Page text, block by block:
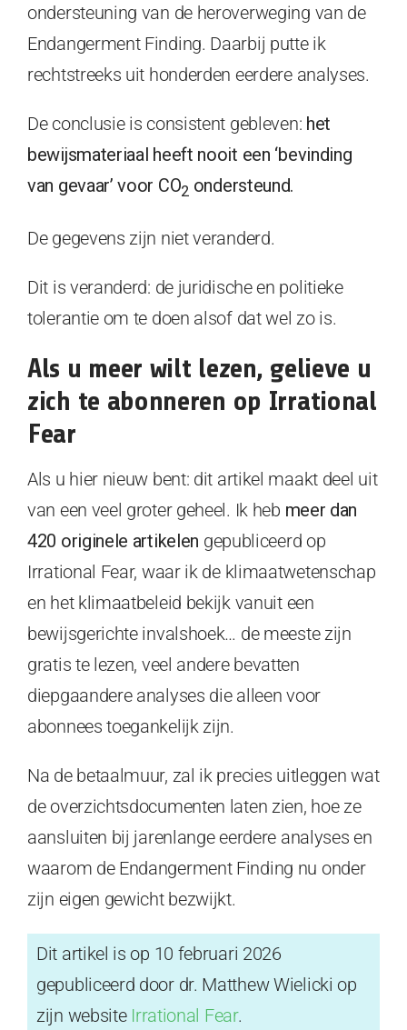
ondersteuning van de heroverweging van de
Endangerment Finding. Daarbij putte ik
rechtstreeks uit honderden eerdere analyses.
De conclusie is consistent gebleven: het
bewijsmateriaal heeft nooit een ‘bevinding
van gevaar’ voor CO2 ondersteund.
De gegevens zijn niet veranderd.
Dit is veranderd: de juridische en politieke
tolerantie om te doen alsof dat wel zo is.
Als u meer wilt lezen, gelieve u
zich te abonneren op Irrational
Fear
Als u hier nieuw bent: dit artikel maakt deel uit
van een veel groter geheel. Ik heb meer dan
420 originele artikelen gepubliceerd op
Irrational Fear, waar ik de klimaatwetenschap
en het klimaatbeleid bekijk vanuit een
bewijsgerichte invalshoek… de meeste zijn
gratis te lezen, veel andere bevatten
diepgaandere analyses die alleen voor
abonnees toegankelijk zijn.
Na de betaalmuur, zal ik precies uitleggen wat
de overzichtsdocumenten laten zien, hoe ze
aansluiten bij jarenlange eerdere analyses en
waarom de Endangerment Finding nu onder
zijn eigen gewicht bezwijkt.
Dit artikel is op 10 februari 2026
gepubliceerd door dr. Matthew Wielicki op
zijn website Irrational Fear.